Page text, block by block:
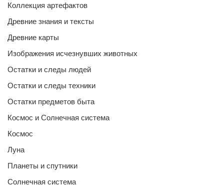
Коллекция артефактов
Древние знания и тексты
Древние карты
Изображения исчезнувших животных
Остатки и следы людей
Остатки и следы техники
Остатки предметов быта
Космос и Солнечная система
Космос
Луна
Планеты и спутники
Солнечная система